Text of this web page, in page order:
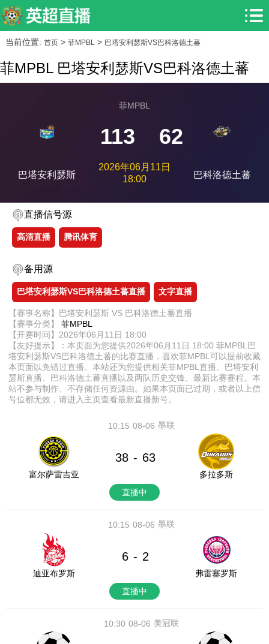
当前位置: 首页> 菲MPBL > 巴塔安利瑟斯VS巴科洛德土蕃
菲MPBL 巴塔安利瑟斯VS巴科洛德土蕃
巴塔安利瑟斯
菲MPBL
113 62
2026年06月11日
18:00
巴科洛德土蕃
直播信号源
高清直播 腾讯体育
备用源
巴塔安利瑟斯VS巴科洛德土蕃直播 文字直播
【赛事名称】巴塔安利瑟斯 VS 巴科洛德土蕃直播
【赛事分类】 菲MPBL
【开赛时间】2026年06月11日 18:00
【友好提示】：本页面为您提供2026年06月11日 18:00 菲MPBL巴
塔安利瑟斯VS巴科洛德土蕃的比赛直播，喜欢菲MPBL可以提前收藏
本页面以免错过直播。本站还为您提供相关菲MPBL直播、巴塔安利
瑟斯直播、巴科洛德土蕃直播以及两队历史交锋、最新比赛赛程。本
站不参与制作、不存储任何资源由。如果本页面已过期，或者以上信
号位都无效，请进入主页查看最新直播新号。
08-06
10:15 墨联
富尔萨雷吉亚
38 - 63
多拉多斯
直播中
08-06
10:15 墨联
迪亚布罗斯
6 - 2
弗雷塞罗斯
直播中
08-06
10:30 美冠联